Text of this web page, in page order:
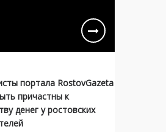
портала RostovGazeta
причастны к
денег у ростовских